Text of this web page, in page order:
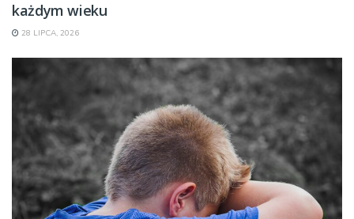
każdym wieku
28 LIPCA, 2026